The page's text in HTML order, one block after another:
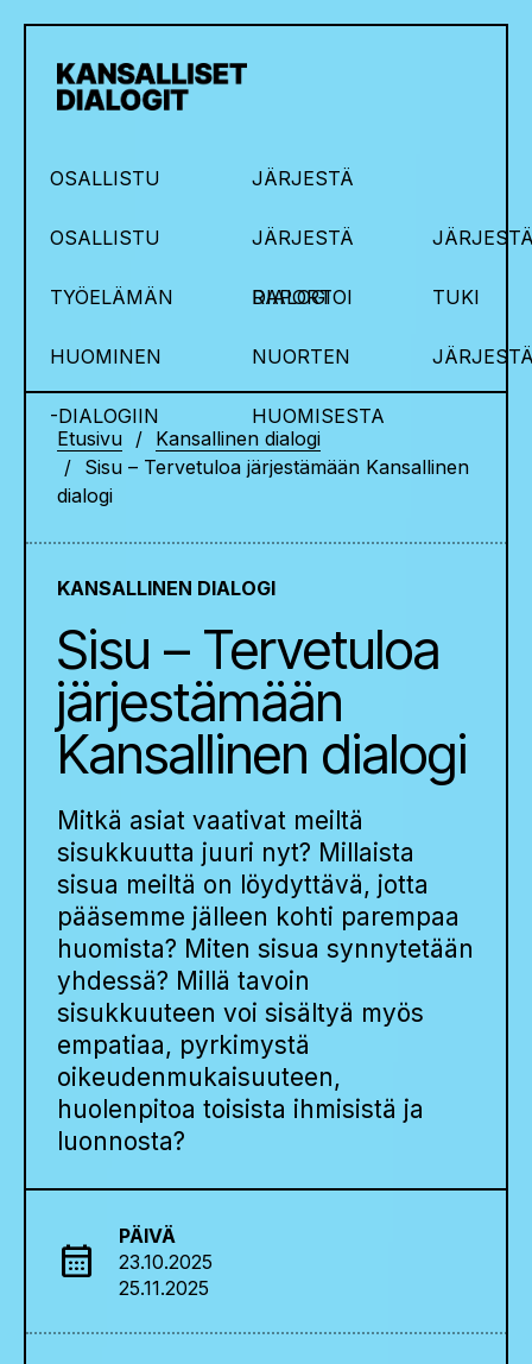
OSALLISTU
OSALLISTU
TYÖELÄMÄN
HUOMINEN
-DIALOGIIN
JÄRJESTÄ
JÄRJESTÄ
DIALOGI
NUORTEN
HUOMISESTA
RAPORTOI TUKI
Etusivu
Kansallinen dialogi
Sisu – Tervetuloa järjestämään Kansallinen
dialogi
KANSALLINEN DIALOGI
Sisu – Tervetuloa
järjestämään
Kansallinen dialogi
Mitkä asiat vaativat meiltä
sisukkuutta juuri nyt? Millaista
sisua meiltä on löydyttävä, jotta
pääsemme jälleen kohti parempaa
huomista? Miten sisua synnytetään
yhdessä? Millä tavoin
sisukkuuteen voi sisältyä myös
empatiaa, pyrkimystä
oikeudenmukaisuuteen,
huolenpitoa toisista ihmisistä ja
luonnosta?
calendar_month
PÄIVÄ
23.10.2025
25.11.2025